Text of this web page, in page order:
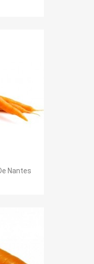
Nantes